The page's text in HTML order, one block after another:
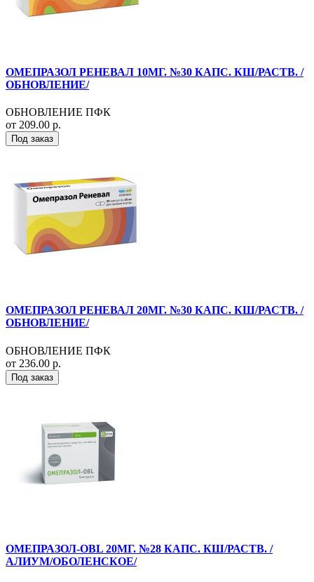
ОМЕПРАЗОЛ РЕНЕВАЛ 10МГ. №30 КАПС. КШ/РАСТВ. /
ОБНОВЛЕНИЕ/
ОБНОВЛЕНИЕ ПФК
от 209.00 р.
Под заказ
ОМЕПРАЗОЛ РЕНЕВАЛ 20МГ. №30 КАПС. КШ/РАСТВ. /
ОБНОВЛЕНИЕ/
ОБНОВЛЕНИЕ ПФК
от 236.00 р.
Под заказ
ОМЕПРАЗОЛ-OBL 20МГ. №28 КАПС. КШ/РАСТВ. /
АЛИУМ/ОБОЛЕНСКОЕ/